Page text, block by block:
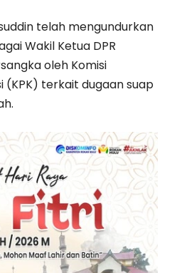
telah mengundurkan
Wakil Ketua DPR
oleh Komisi
(KPK) terkait dugaan suap